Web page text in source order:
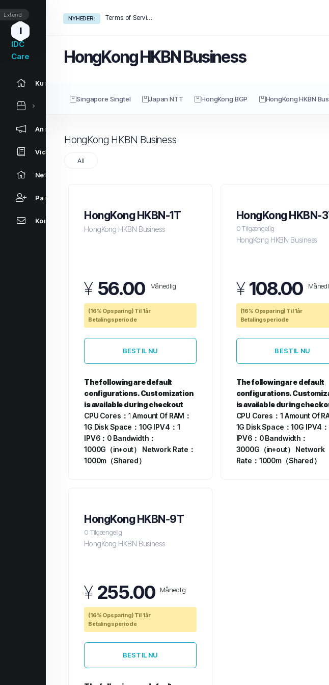
NYHEDER: Terms of Service
I
IDC
Care
Extend
Kundeside
Annonceringer
Vidensdatabase
Netværksstatus
Partnere
Kontakt os
HongKong HKBN Business
Singapore Singtel Japan NTT HongKong BGP HongKong HKBN
HongKong HKBN Business
All
HongKong HKBN-1T
HongKong HKBN Business
¥ 56.00 Månedlig
(16% Opsparing) Til 1år
Betalingsperiode
BESTIL NU
The following are default
configurations. Customization
is available during checkout
CPU Cores：1 Amount Of RAM：
1G Disk Space：10G IPV4：1
IPV6：0 Bandwidth：
1000G（in+out）
Network Rate：
1000m（Shared）
HongKong HKBN-
0 Tilgængelig
HongKong HKBN Business
¥108.00
(16% Opsparing) Til 1år
Betalingsperiode
BESTIL NU
The following are default
configurations.
is available during
CPU Cores：1 Amount Of
1G Disk Space：10G IPV4
IPV6：0Bandwidth：
3000G（in+out）
Network
Rate：1000m（Shared）
HongKong HKBN-9T
0 Tilgængelig
HongKong HKBN Business
¥ 255.00 Månedlig
(16% Opsparing) Til 1år
Betalingsperiode
BESTIL NU